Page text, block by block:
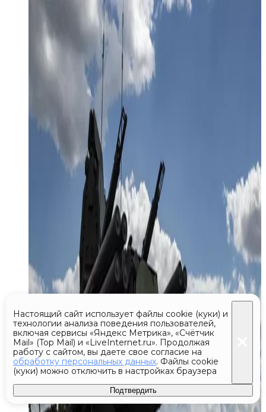
Настоящий сайт использует файлы cookie (куки) и
технологии анализа поведения пользователей,
включая сервисы «Яндекс Метрика», «Счётчик
Mail» (Top Mail) и «LiveInternet.ru». Продолжая
работу с сайтом, вы даете свое согласие на
обработку персональных данных. Файлы cookie
(куки) можно отключить в настройках браузера
Подтвердить